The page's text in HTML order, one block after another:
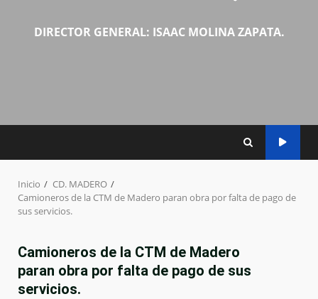
DIRECTOR GENERAL: ISAAC MOLINA ZAPATA.
Inicio
CD. MADERO
Camioneros de la CTM de Madero paran obra por falta de pago de
sus servicios.
Camioneros de la CTM de Madero
paran obra por falta de pago de sus
servicios.